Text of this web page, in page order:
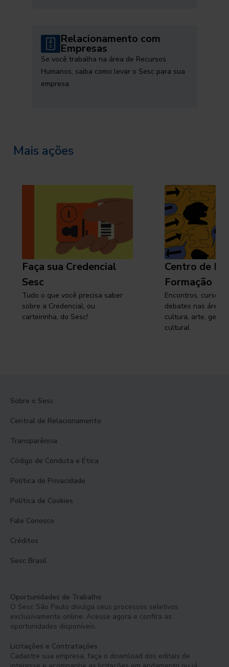
Relacionamento com
Empresas
Se você trabalha na área de Recursos
Humanos, saiba como levar o Sesc para sua
empresa
Mais ações
Faça sua Credencial
Sesc
Tudo o que você precisa saber
sobre a Credencial, ou
carteirinha, do Sesc!
Centro de
Formação
Encontros, cursos,
debates nas áreas
cultura, arte,
cultural
Sobre o Sesc
Central de Relacionamento
Transparência
Código de Conduta e Ética
Política de Privacidade
Política de Cookies
Fale Conosco
Créditos
Sesc Brasil
Oportunidades de Trabalho
O Sesc São Paulo divulga seus processos seletivos
exclusivamente online. Acesse agora e confira as
oportunidades disponíveis.
Licitações e Contratações
Cadastre sua empresa, faça o download dos editais de